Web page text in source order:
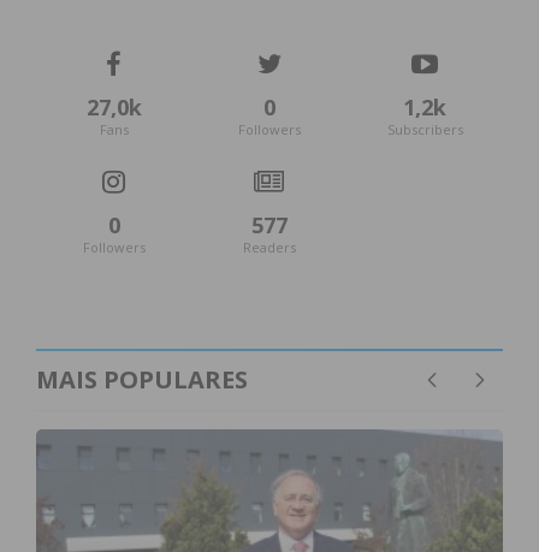
27,0k
Fans
0
Followers
1,2k
Subscribers
0
Followers
577
Readers
MAIS POPULARES